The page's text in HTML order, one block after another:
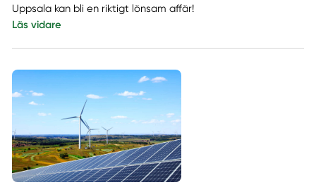
Uppsala kan bli en riktigt lönsam affär!
Läs vidare